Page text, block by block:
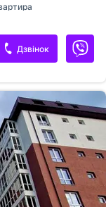
родини. ✅ Не
✅ Простора кухня-
під
підвал
роботи: • проведено
підігрів
Зручна локація:
Дзвінок